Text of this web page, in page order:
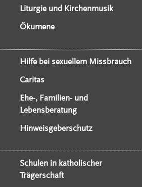
Liturgie und Kirchenmusik
Ökumene
Hilfe bei sexuellem Missbrauch
Caritas
Ehe-, Familien- und
Lebensberatung
Hinweisgeberschutz
Schulen in katholischer
Trägerschaft